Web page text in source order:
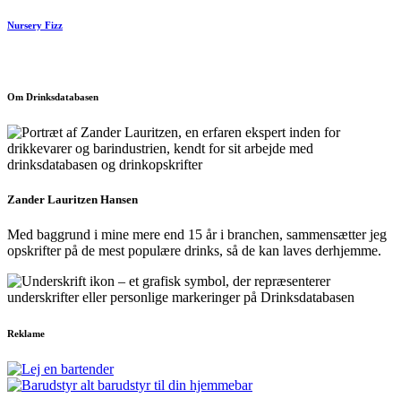
Nursery Fizz
Om Drinksdatabasen
Zander Lauritzen Hansen
Med baggrund i mine mere end 15 år i branchen, sammensætter jeg
opskrifter på de mest populære drinks, så de kan laves derhjemme.
Reklame